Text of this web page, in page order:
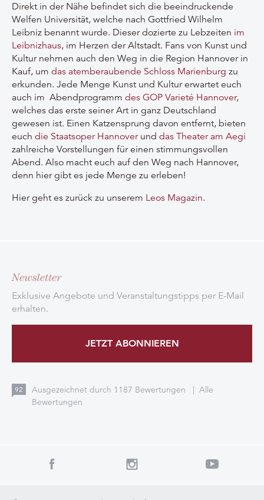
Direkt in der Nähe befindet sich die beeindruckende
Welfen Universität, welche nach Gottfried Wilhelm
Leibniz benannt wurde. Dieser dozierte zu Lebzeiten im
Leibnizhaus, im Herzen der Altstadt. Fans von Kunst und
Kultur nehmen auch den Weg in die Region Hannover in
Kauf, um das atemberaubende Schloss Marienburg zu
erkunden. Jede Menge Kunst und Kultur erwartet euch
auch im Abendprogramm des GOP Varieté Hannover,
welches das erste seiner Art in ganz Deutschland
gewesen ist. Einen Katzensprung davon entfernt, bieten
euch die Staatsoper Hannoverund das Theater am Aegi
zahlreiche Vorstellungen für einen stimmungsvollen
Abend. Also macht euch auf den Weg nach Hannover,
denn hier gibt es jede Menge zu erleben!
Hier geht es zurück zu unserem Leos Magazin.
Newsletter
Exklusive Angebote und Veranstaltungstipps per E-Mail
erhalten.
JETZT ABONNIEREN
92 Ausgezeichnet durch 1187 Bewertungen | Alle
Bewertungen